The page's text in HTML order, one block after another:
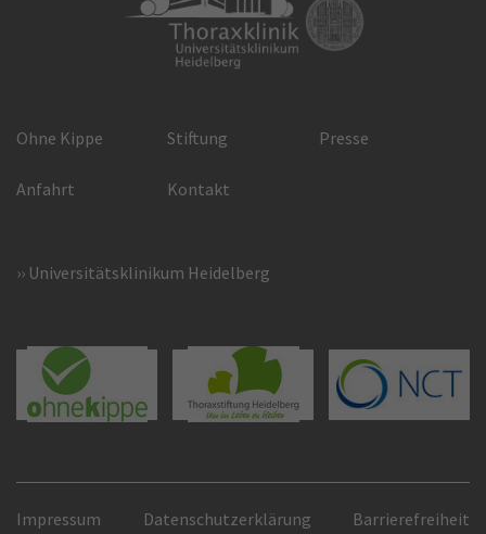
Ohne Kippe Stiftung Presse
Anfahrt Kontakt
Universitätsklinikum Heidelberg
Impressum Datenschutzerklärung Barrierefreiheit